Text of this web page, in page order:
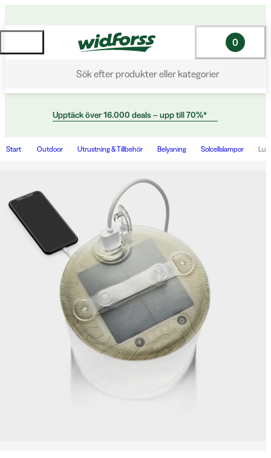
Sök efter produkter eller kategorier
0
Upptäck över 16.000 deals – upp till 70%*
Start Outdoor Utrustning & Tillbehör Belysning Solcellslampor